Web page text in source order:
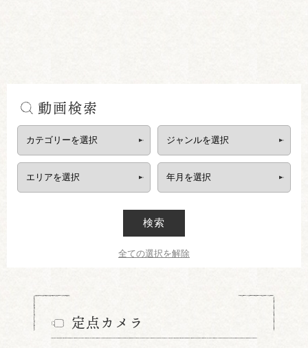
動画検索
検索
全ての選択を解除
定点カメラ